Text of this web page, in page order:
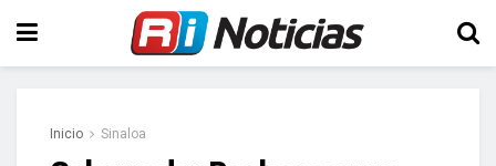
Inicio Sinaloa